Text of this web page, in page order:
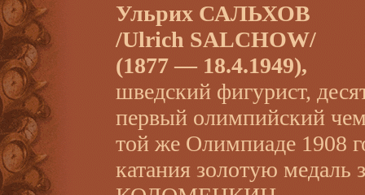
Ульрих САЛЬХОВ
/Ulrich SALCHOW/
(1877 — 18.4.1949),
шведский фигурист,
первый олимпийский
той же Олимпиаде 1908
катания золотую